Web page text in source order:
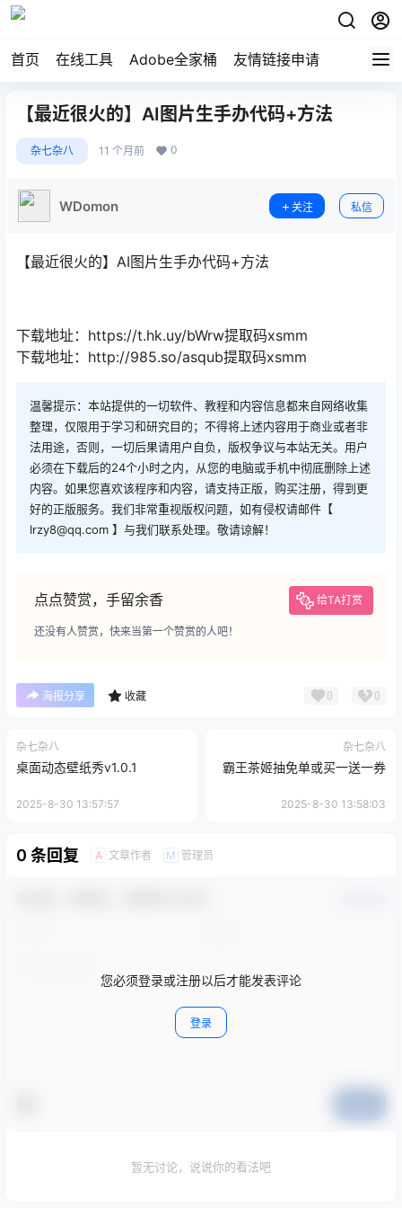
首页 在线工具 Adobe全家桶 友情链接申请
【最近很火的】AI图片生手办代码+方法
杂七杂八 11 个月前 0
WDomon 关注 私信
【最近很火的】AI图片生手办代码+方法
下载地址：https://t.hk.uy/bWrw提取码xsmm
下载地址：http://985.so/asqub提取码xsmm
温馨提示：本站提供的一切软件、教程和内容信息都来自网络收集
整理，仅限用于学习和研究目的；不得将上述内容用于商业或者非
法用途，否则，一切后果请用户自负，版权争议与本站无关。用户
必须在下载后的24个小时之内，从您的电脑或手机中彻底删除上述
内容。如果您喜欢该程序和内容，请支持正版，购买注册，得到更
好的正版服务。我们非常重视版权问题，如有侵权请邮件【
lrzy8@qq.com 】与我们联系处理。敬请谅解！
点点赞赏，手留余香 给TA打赏
还没有人赞赏，快来当第一个赞赏的人吧！
海报分享 收藏 0 0
杂七杂八
桌面动态壁纸秀v1.0.1
2025-8-30 13:57:57
杂七杂八
霸王茶姬抽免单或买一送一券
2025-8-30 13:58:03
0 条回复 A 文章作者 M 管理员
您必须登录或注册以后才能发表评论
登录
暂无讨论，说说你的看法吧